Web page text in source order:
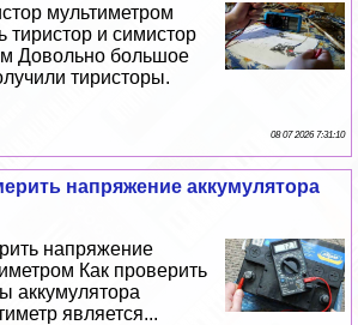
мультиметром
тиристор и симистор
Довольно большое
тиристоры.
08 07 2026 7:31:10
напряжение аккумулятора
напряжение
Как проверить
аккумулятора
является...